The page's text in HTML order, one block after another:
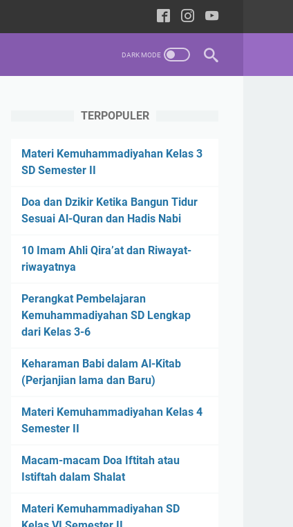
TERPOPULER
Materi Kemuhammadiyahan Kelas 3
SD Semester II
Doa dan Dzikir Ketika Bangun Tidur
Sesuai Al-Quran dan Hadis Nabi
10 Imam Ahli Qira’at dan Riwayat-
riwayatnya
Perangkat Pembelajaran
Kemuhammadiyahan SD Lengkap
dari Kelas 3-6
Keharaman Babi dalam Al-Kitab
(Perjanjian lama dan Baru)
Materi Kemuhammadiyahan Kelas 4
Semester II
Macam-macam Doa Iftitah atau
Istiftah dalam Shalat
Materi Kemuhammadiyahan SD